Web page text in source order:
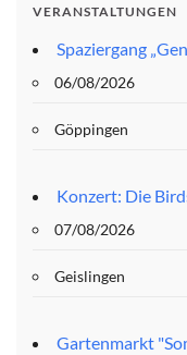
VERANSTALTUNGEN
Spaziergang
06/08/2026
Göppingen
Konzert: Die
07/08/2026
Geislingen
Gartenmarkt